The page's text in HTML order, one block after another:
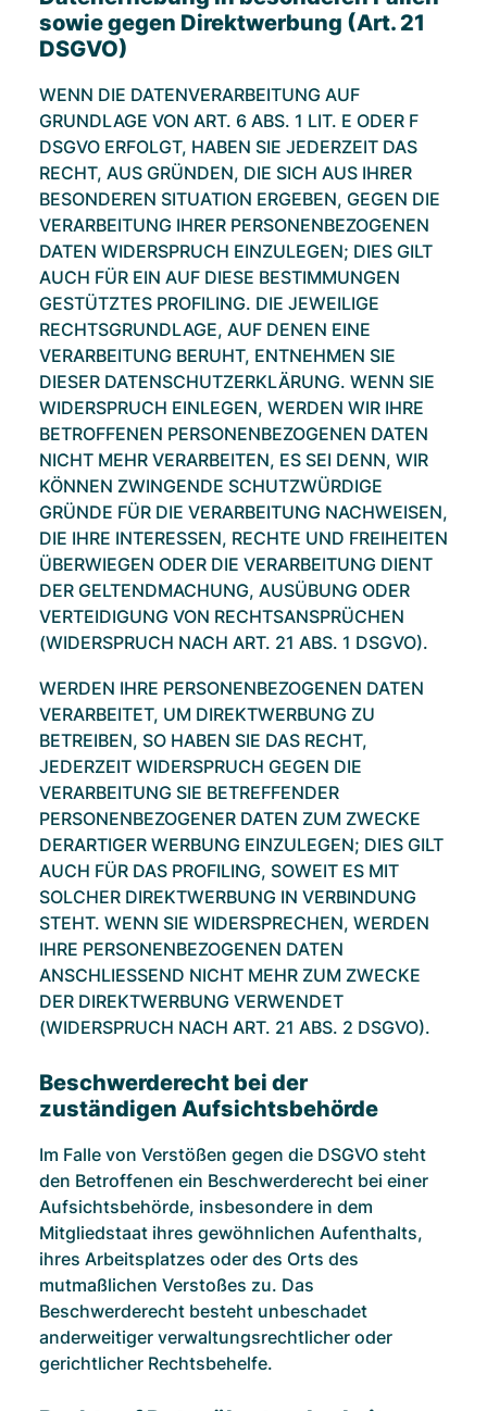
sowie gegen Direktwerbung (Art. 21
DSGVO)
WENN DIE DATENVERARBEITUNG AUF
GRUNDLAGE VON ART. 6 ABS. 1 LIT. E ODER F
DSGVO ERFOLGT, HABEN SIE JEDERZEIT DAS
RECHT, AUS GRÜNDEN, DIE SICH AUS IHRER
BESONDEREN SITUATION ERGEBEN, GEGEN DIE
VERARBEITUNG IHRER PERSONENBEZOGENEN
DATEN WIDERSPRUCH EINZULEGEN; DIES GILT
AUCH FÜR EIN AUF DIESE BESTIMMUNGEN
GESTÜTZTES PROFILING. DIE JEWEILIGE
RECHTSGRUNDLAGE, AUF DENEN EINE
VERARBEITUNG BERUHT, ENTNEHMEN SIE
DIESER DATENSCHUTZERKLÄRUNG. WENN SIE
WIDERSPRUCH EINLEGEN, WERDEN WIR IHRE
BETROFFENEN PERSONENBEZOGENEN DATEN
NICHT MEHR VERARBEITEN, ES SEI DENN, WIR
KÖNNEN ZWINGENDE SCHUTZWÜRDIGE
GRÜNDE FÜR DIE VERARBEITUNG NACHWEISEN,
DIE IHRE INTERESSEN, RECHTE UND FREIHEITEN
ÜBERWIEGEN ODER DIE VERARBEITUNG DIENT
DER GELTENDMACHUNG, AUSÜBUNG ODER
VERTEIDIGUNG VON RECHTSANSPRÜCHEN
(WIDERSPRUCH NACH ART. 21 ABS. 1 DSGVO).
WERDEN IHRE PERSONENBEZOGENEN DATEN
VERARBEITET, UM DIREKTWERBUNG ZU
BETREIBEN, SO HABEN SIE DAS RECHT,
JEDERZEIT WIDERSPRUCH GEGEN DIE
VERARBEITUNG SIE BETREFFENDER
PERSONENBEZOGENER DATEN ZUM ZWECKE
DERARTIGER WERBUNG EINZULEGEN; DIES GILT
AUCH FÜR DAS PROFILING, SOWEIT ES MIT
SOLCHER DIREKTWERBUNG IN VERBINDUNG
STEHT. WENN SIE WIDERSPRECHEN, WERDEN
IHRE PERSONENBEZOGENEN DATEN
ANSCHLIESSEND NICHT MEHR ZUM ZWECKE
DER DIREKTWERBUNG VERWENDET
(WIDERSPRUCH NACH ART. 21 ABS. 2 DSGVO).
Beschwerde­recht bei der
zuständigen Aufsichts­behörde
Im Falle von Verstößen gegen die DSGVO steht
den Betroffenen ein Beschwerderecht bei einer
Aufsichtsbehörde, insbesondere in dem
Mitgliedstaat ihres gewöhnlichen Aufenthalts,
ihres Arbeitsplatzes oder des Orts des
mutmaßlichen Verstoßes zu. Das
Beschwerderecht besteht unbeschadet
anderweitiger verwaltungsrechtlicher oder
gerichtlicher Rechtsbehelfe.